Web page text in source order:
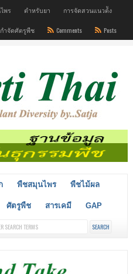
พร ตำหรับยา การจัดสวนแนวต้ัง
ำจัดศัตรูพืช Comments Posts
พืชสมุนไพร พืชไม้ผล
ศัตรูพืช สารเคมี GAP